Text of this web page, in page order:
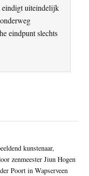
eindigt uiteindelijk
eindpunt slechts
kunstenaar,
zenmeester Jiun Hogen
Poort in Wapserveen